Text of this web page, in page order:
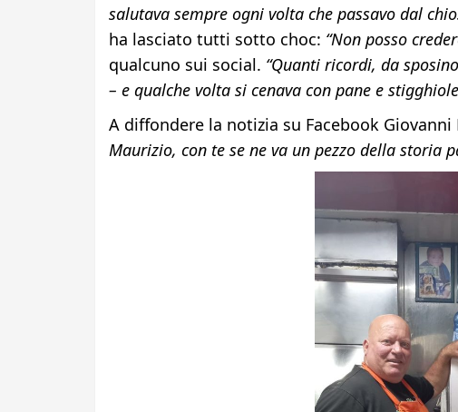
salutava sempre ogni volta che passavo dal
ha lasciato tutti sotto choc: “Non posso
qualcuno sui social. “Quanti ricordi, da
– e qualche volta si cenava con pane e
A diffondere la notizia su Facebook
Maurizio, con te se ne va un pezzo della storia